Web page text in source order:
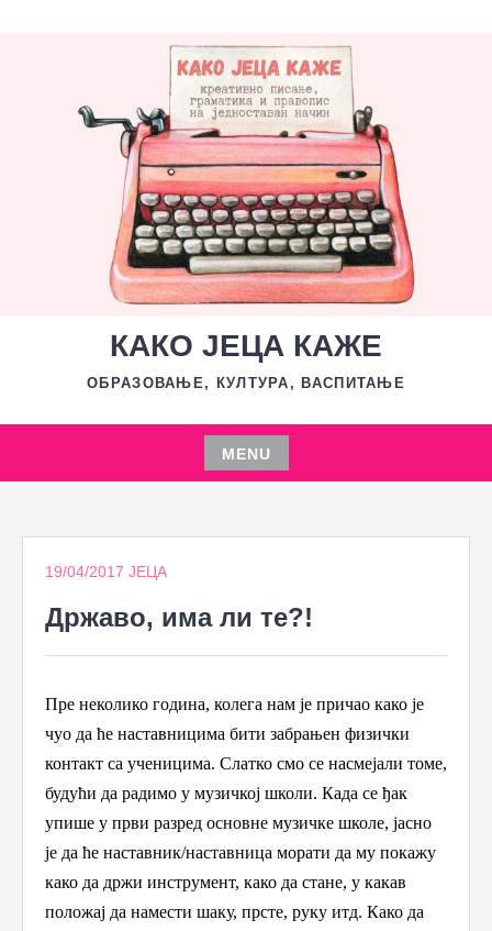
КАКО ЈЕЦА КАЖЕ
ОБРАЗОВАЊЕ, КУЛТУРА, ВАСПИТАЊЕ
MENU
Skip
content
19/04/2017 ЈЕЦА
Државо, има ли те?!
Пре неколико година, колега нам је причао како је
чуо да ће наставницима бити забрањен физички
контакт са ученицима. Слатко смо се насмејали томе,
будући да радимо у музичкој школи. Када се ђак
упише у први разред основне музичке школе, јасно
је да ће наставник/наставница морати да му покажу
како да држи инструмент, како да стане, у какав
положај да намести шаку, прсте, руку итд. Како да